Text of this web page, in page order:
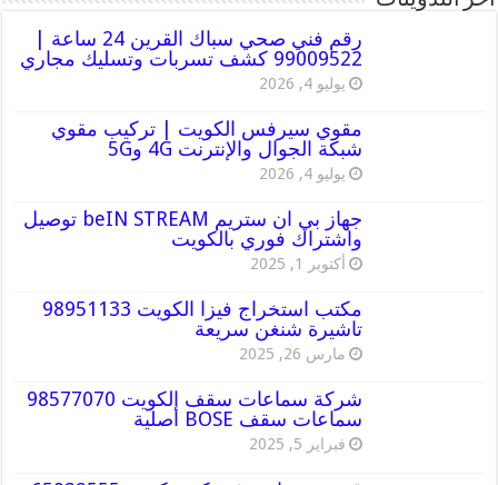
رقم فني صحي سباك القرين 24 ساعة |
99009522 كشف تسربات وتسليك مجاري
يوليو 4, 2026
مقوي سيرفس الكويت | تركيب مقوي
شبكة الجوال والإنترنت 4G و5G
يوليو 4, 2026
جهاز بي ان ستريم beIN STREAM توصيل
واشتراك فوري بالكويت
أكتوبر 1, 2025
مكتب استخراج فيزا الكويت 98951133
تاشيرة شنغن سريعة
مارس 26, 2025
شركة سماعات سقف الكويت 98577070
سماعات سقف BOSE أصلية
فبراير 5, 2025